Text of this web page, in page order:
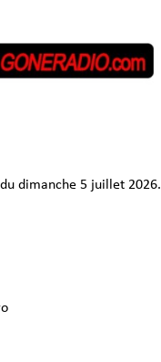
dimanche 5 juillet 2026.